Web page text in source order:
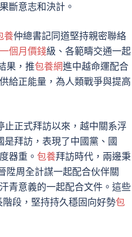
斷意志和決計。
養仲總書記同道堅持親密聯絡
個月價錢級、各範疇交通一起
果，推包養網進中越命運配合
給正能量，為人類戰爭與提高
正式拜訪以來，越中關系浮
拜訪，表現了中國黨、國
器重。 包養拜訪時代，兩邊秉
陞周全計謀一起配合伙伴關
青意義的一起配合文件。這些
段，堅持持久穩固向好勢包